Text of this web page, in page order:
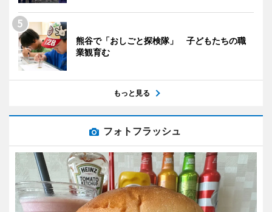
熊谷で「おしごと探検隊」 子どもたちの職
業観育む
もっと見る
フォトフラッシュ